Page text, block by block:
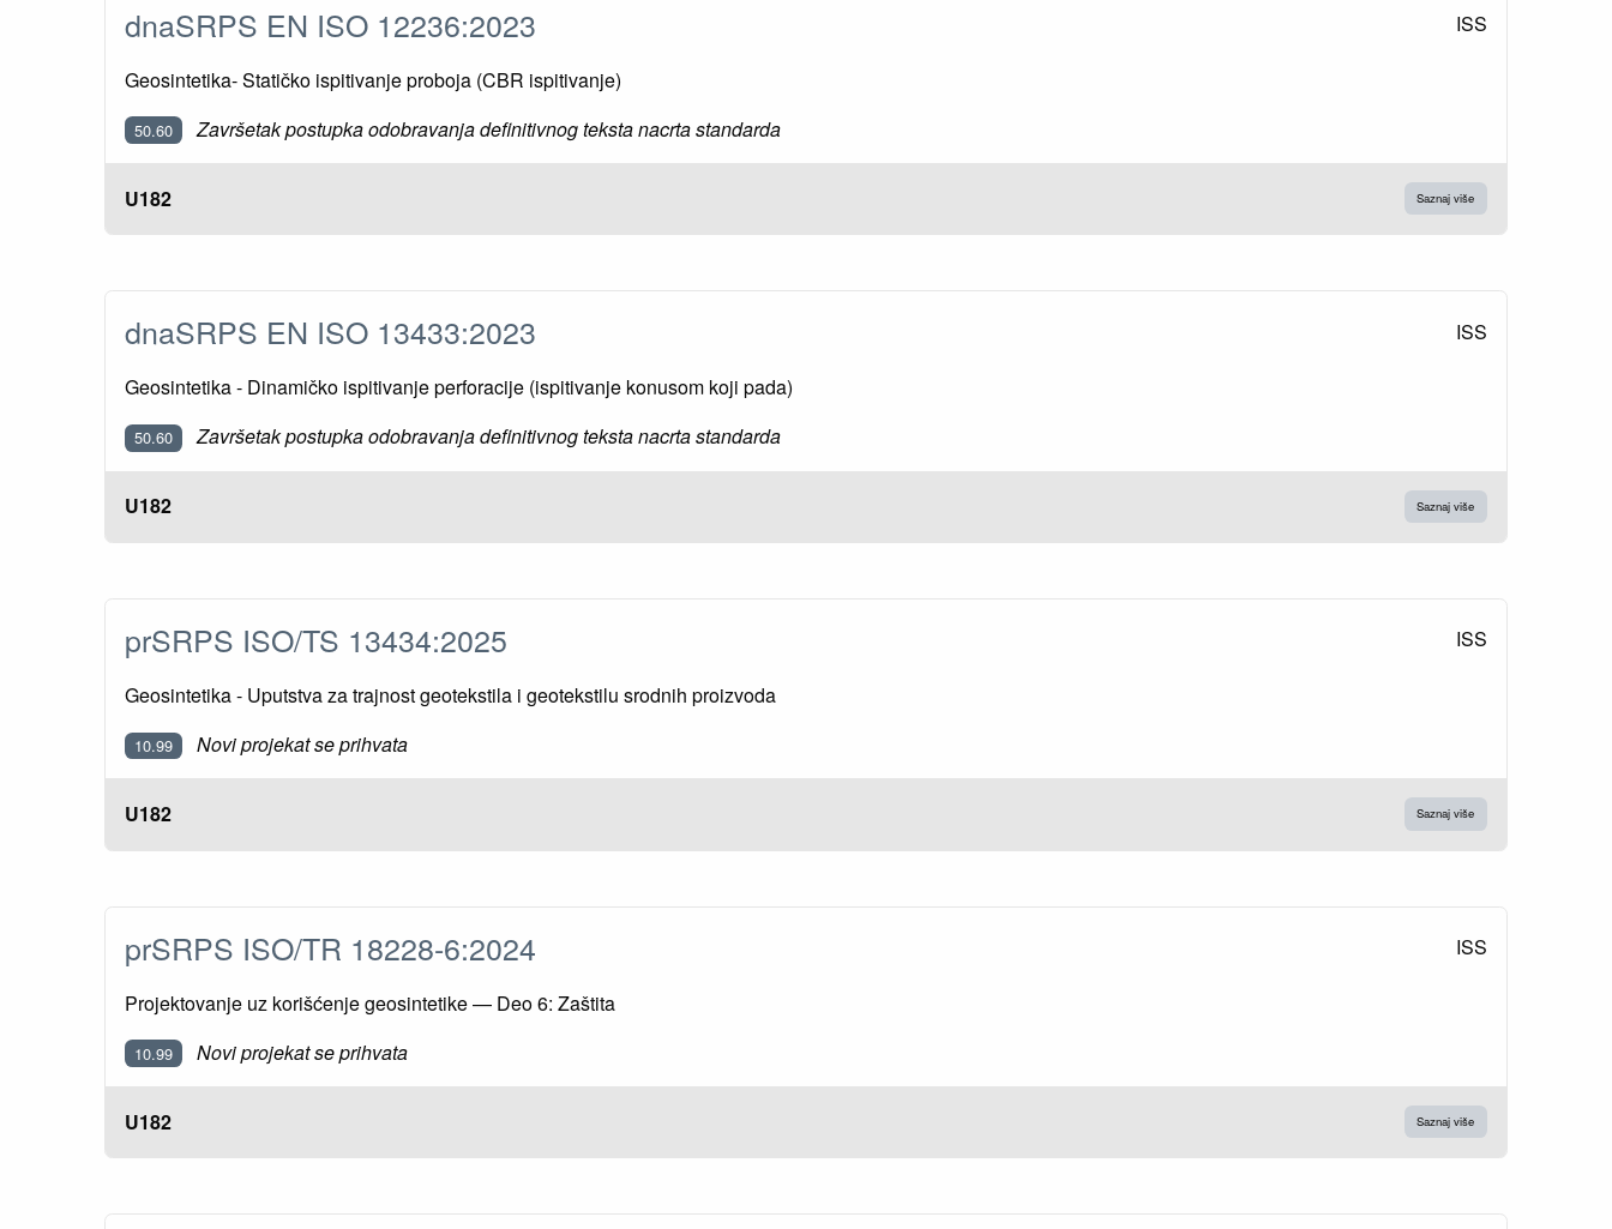
dnaSRPS EN ISO 12236:2023 ISS
Geosintetika- Statičko ispitivanje proboja (CBR ispitivanje)
50.60 Završetak postupka odobravanja definitivnog teksta nacrta standarda
U182 Saznaj više
dnaSRPS EN ISO 13433:2023 ISS
Geosintetika - Dinamičko ispitivanje perforacije (ispitivanje konusom koji pada)
50.60 Završetak postupka odobravanja definitivnog teksta nacrta standarda
U182 Saznaj više
prSRPS ISO/TS 13434:2025 ISS
Geosintetika - Uputstva za trajnost geotekstila i geotekstilu srodnih proizvoda
10.99 Novi projekat se prihvata
U182 Saznaj više
prSRPS ISO/TR 18228-6:2024 ISS
Projektovanje uz korišćenje geosintetike — Deo 6: Zaštita
10.99 Novi projekat se prihvata
U182 Saznaj više